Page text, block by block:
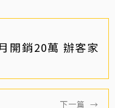
開銷20萬 辦客家
下一篇 →